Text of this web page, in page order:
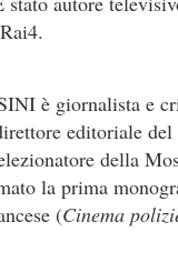
è giornalista e
editoriale del
della
la prima
(Cinema